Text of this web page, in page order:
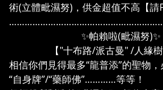
術(立體毗濕努)，供金超值不高【請
✨帕賴啦(毗濕努)✨
【"十布路/派古曼" /人緣樹
相信你們見得最多“龍普添”的聖物
“自身牌”/“藥師佛”…………等等！